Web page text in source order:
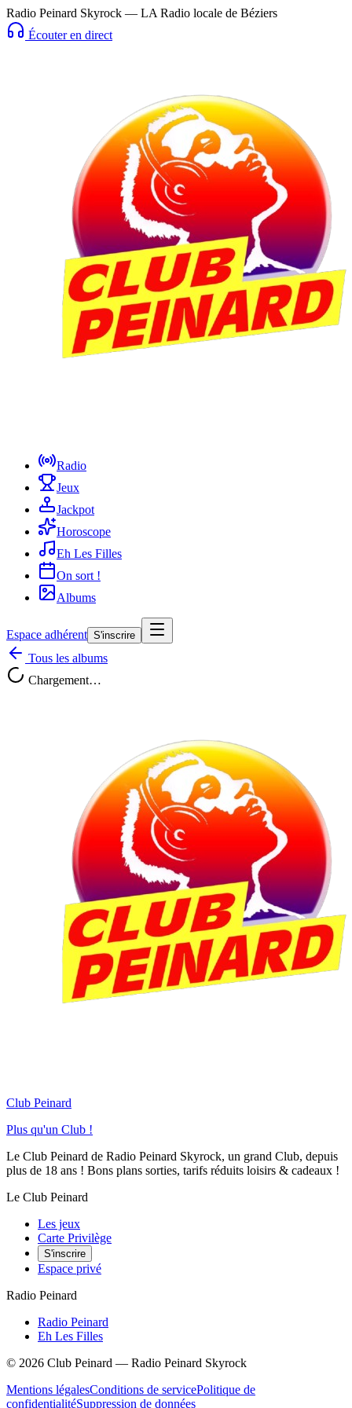
Radio Peinard Skyrock — LA Radio locale de Béziers
Écouter en direct
Radio
Jeux
Jackpot
Horoscope
Eh Les Filles
On sort !
Albums
Espace adhérent S'inscrire
Tous les albums
Chargement…
Club Peinard
Plus qu'un Club !
Le Club Peinard de Radio Peinard Skyrock, un grand Club, depuis
plus de 18 ans ! Bons plans sorties, tarifs réduits loisirs & cadeaux !
Le Club Peinard
Les jeux
Carte Privilège
S'inscrire
Espace privé
Radio Peinard
Radio Peinard
Eh Les Filles
© 2026 Club Peinard — Radio Peinard Skyrock
Mentions légalesConditions de servicePolitique de
confidentialitéSuppression de données